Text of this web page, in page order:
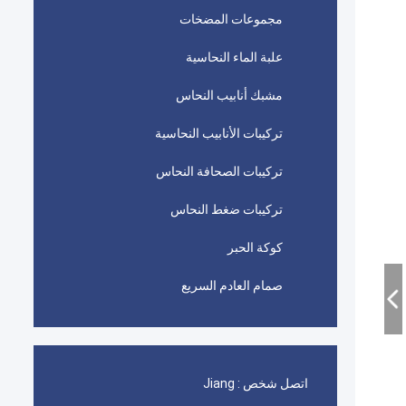
مجموعات المضخات
علبة الماء النحاسية
مشبك أنابيب النحاس
تركيبات الأنابيب النحاسية
تركيبات الصحافة النحاس
تركيبات ضغط النحاس
كوكة الحبر
صمام العادم السريع
اتصل شخص : Jiang